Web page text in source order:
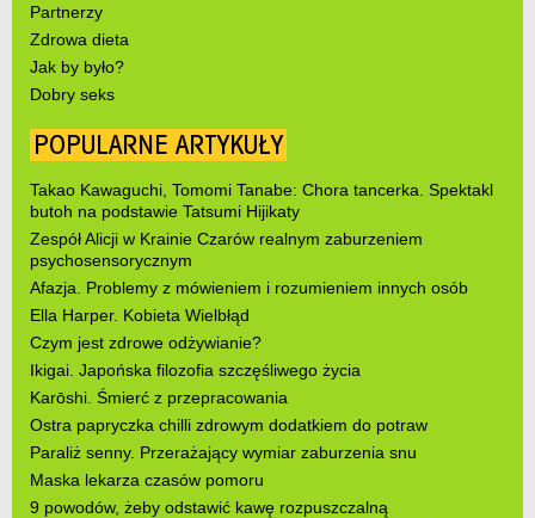
Partnerzy
Zdrowa dieta
Jak by było?
Dobry seks
POPULARNE ARTYKUŁY
Takao Kawaguchi, Tomomi Tanabe: Chora tancerka. Spektakl
butoh na podstawie Tatsumi Hijikaty
Zespół Alicji w Krainie Czarów realnym zaburzeniem
psychosensorycznym
Afazja. Problemy z mówieniem i rozumieniem innych osób
Ella Harper. Kobieta Wielbłąd
Czym jest zdrowe odżywianie?
Ikigai. Japońska filozofia szczęśliwego życia
Karōshi. Śmierć z przepracowania
Ostra papryczka chilli zdrowym dodatkiem do potraw
Paraliż senny. Przerażający wymiar zaburzenia snu
Maska lekarza czasów pomoru
9 powodów, żeby odstawić kawę rozpuszczalną